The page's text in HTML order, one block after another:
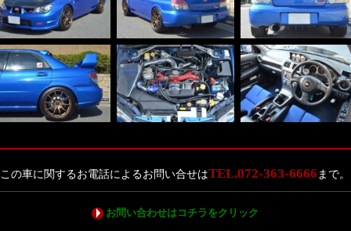
この車に関するお電話によるお問い合せはTEL.072-363-6666 まで。
お問い合わせはコチラをクリック